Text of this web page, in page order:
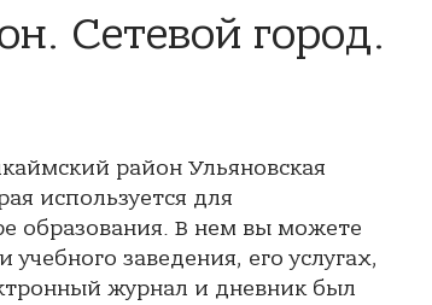
Сетевой город.
район Ульяновская
используется для
образования. В нем вы можете
заведения, его услугах,
журнал и дневник был